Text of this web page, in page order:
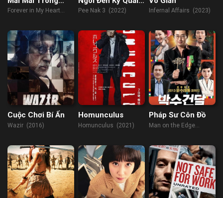
Tim Em
Forever in My Heart
3
Pee Nak 3 (2022) Infernal Affairs (2023)
Cuộc Chơi Bí Ẩn
Wazir (2016)
Homunculus
Homunculus (2021)
Pháp Sư Côn Đồ
Man on the Edge